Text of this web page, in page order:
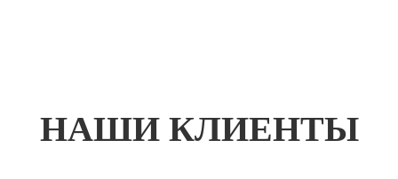
НАШИ КЛИЕНТЫ